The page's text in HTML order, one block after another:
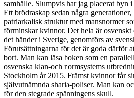
samhälle. Slumpvis har jag placerat byn
Ett brödraskap sedan några generationer,
patriarkalisk struktur med mansnormer
förminskar kvinnor. Det hela är
det händer i Sverige, genomförs av
Förutsättningarna för det är goda därför
bort. Man kan läsa boken som en
osvenska klan-och normsystems
Stockholm år 2015. Främst kvinnor får
självutnämnda sharia-poliser. Man kan
för den stegrade spänningens skull.